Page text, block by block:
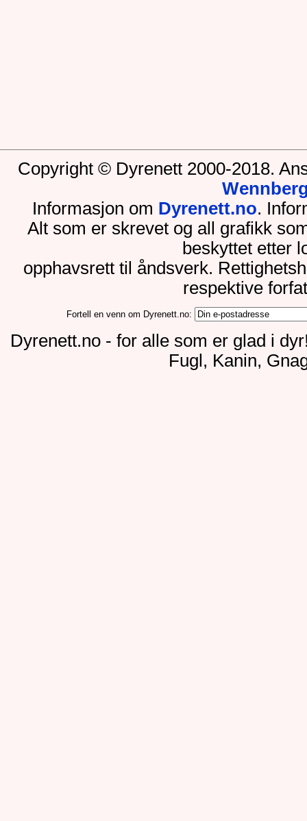
Copyright © Dyrenett 2000-2018.
Informasjon om Dyrenett.no.
Alt som er skrevet og all grafikk
beskyttet etter
opphavsrett til åndsverk.
respektive
Fortell en venn om Dyrenett.no:
Dyrenett.no - for alle som er glad i
Fugl, Kanin,